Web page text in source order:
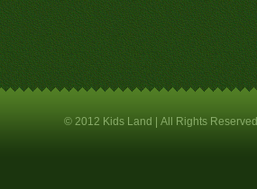
© 2012 Kids Land | All Rights Reserved